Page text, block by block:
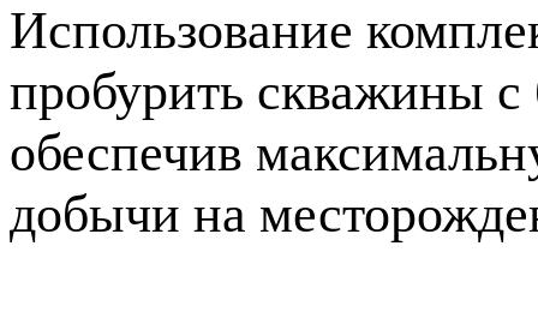
Использование
пробурить скважины
обеспечив
добычи на